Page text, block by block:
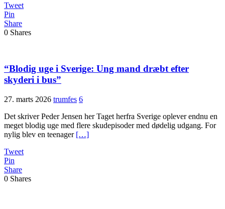
Tweet
Pin
Share
0 Shares
“Blodig uge i Sverige: Ung mand dræbt efter
skyderi i bus”
27. marts 2026 trumfes 6
Det skriver Peder Jensen her Taget herfra Sverige oplever endnu en
meget blodig uge med flere skudepisoder med dødelig udgang. For
nylig blev en teenager […]
Tweet
Pin
Share
0 Shares